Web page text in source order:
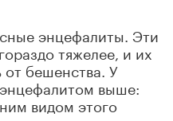
энцефалиты. Эти
тяжелее, и их
бешенства. У
выше:
видом этого